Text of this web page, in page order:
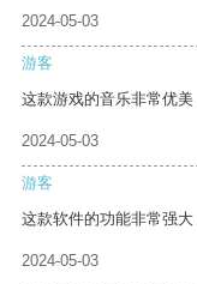
2024-05-03
游客
这款游戏的音乐非常优美
2024-05-03
游客
这款软件的功能非常强大
2024-05-03